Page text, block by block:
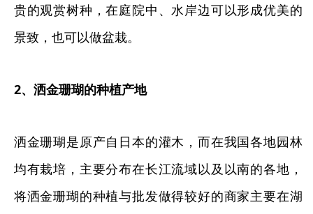
贵的观赏树种，在庭院中、水岸边可以形成优美的
景致，也可以做盆栽。
2、洒金珊瑚的种植产地
洒金珊瑚是原产自日本的灌木，而在我国各地园林
均有栽培，主要分布在长江流域以及以南的各地，
将洒金珊瑚的种植与批发做得较好的商家主要在湖